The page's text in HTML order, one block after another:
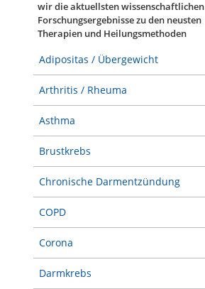
wir die aktuellsten wissenschaftlichen
Forschungs­ergebnisse zu den neusten
Therapien und Heilungsmethoden
Adipositas / Übergewicht
Arthritis / Rheuma
Asthma
Brustkrebs
Chronische Darmentzündung
COPD
Corona
Darmkrebs